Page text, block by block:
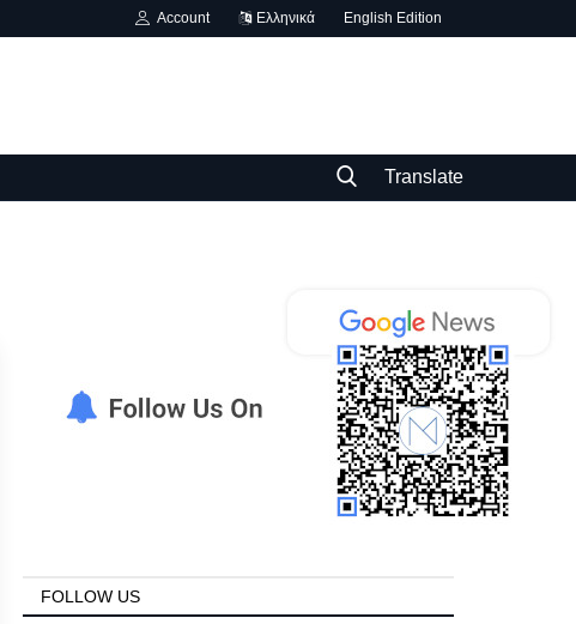
Account Ελληνικά English Edition
Translate
FOLLOW US